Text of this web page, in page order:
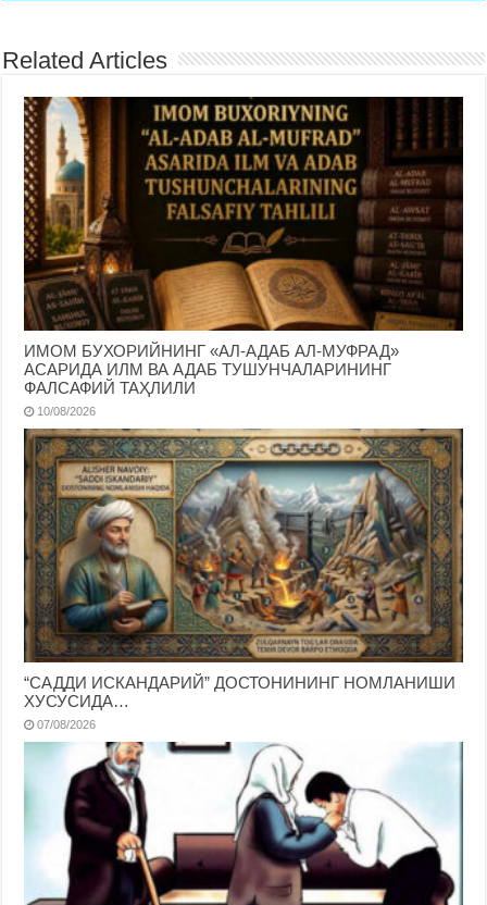
Related Articles
ИМОМ БУХОРИЙНИНГ «АЛ-АДАБ АЛ-МУФРАД»
АСАРИДА ИЛМ ВА АДАБ ТУШУНЧАЛАРИНИНГ
ФАЛСАФИЙ ТАҲЛИЛИ
10/08/2026
“САДДИ ИСКАНДАРИЙ” ДОСТОНИНИНГ НОМЛАНИШИ
ХУСУСИДА…
07/08/2026